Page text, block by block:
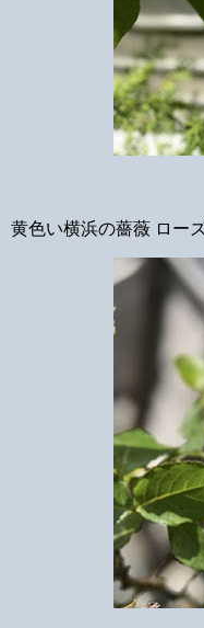
黄色い横浜の薔薇 ロー